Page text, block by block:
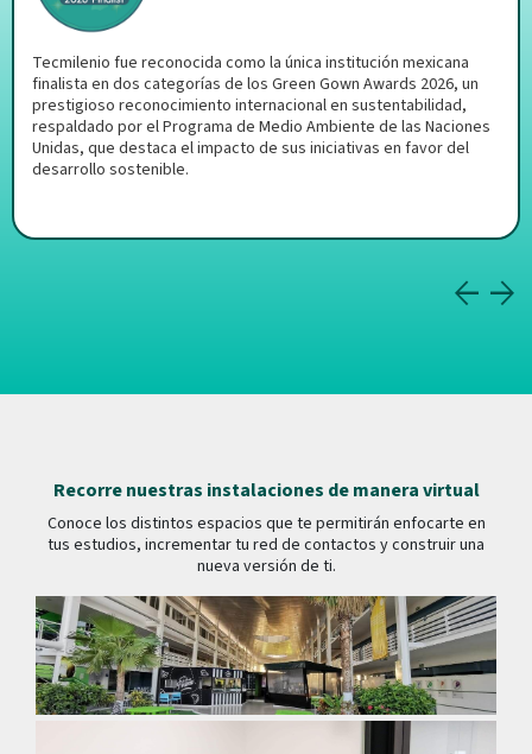
Tecmilenio fue reconocida como la única institución mexicana
finalista en dos categorías de los Green Gown Awards 2026, un
prestigioso reconocimiento internacional en sustentabilidad,
respaldado por el Programa de Medio Ambiente de las Naciones
Unidas, que destaca el impacto de sus iniciativas en favor del
desarrollo sostenible.
Recorre nuestras instalaciones de manera virtual
Conoce los distintos espacios que te permitirán enfocarte en
tus estudios, incrementar tu red de contactos y construir una
nueva versión de ti.